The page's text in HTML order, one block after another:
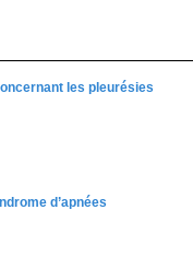
les pleurésies
d’apnées